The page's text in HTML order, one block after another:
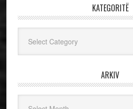
KATEGORITË
ARKIV